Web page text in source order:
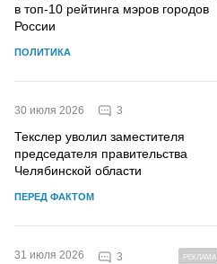
в топ-10 рейтинга мэров городов
России
ПОЛИТИКА
30 июля 2026 3
Текслер уволил заместителя
председателя правительства
Челябинской области
ПЕРЕД ФАКТОМ
31 июля 2026 3 РЕКЛАМА